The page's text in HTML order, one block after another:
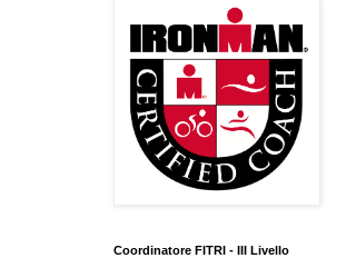
Coordinatore FITRI - III Livello